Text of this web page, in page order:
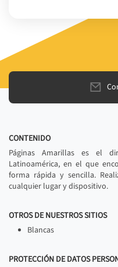
CONTENIDO
Páginas Amarillas es el
Latinoamérica, en el que
forma rápida y sencilla.
cualquier lugar y dispositivo.
OTROS DE NUESTROS SITIOS
Blancas
PROTECCIÓN DE DATOS